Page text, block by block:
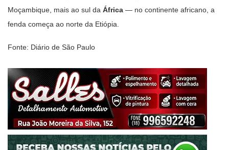
Moçambique, mais ao sul da África — no continente africano, a
fenda começa ao norte da Etiópia.
Fonte: Diário de São Paulo